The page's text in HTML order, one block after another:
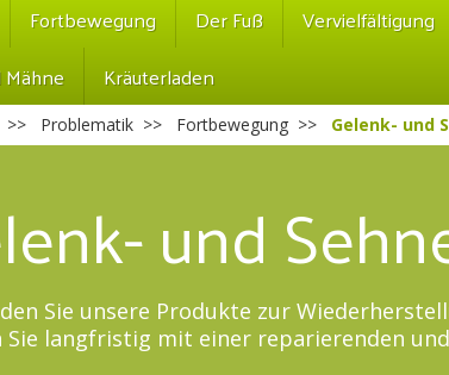
Fortbewegung Der Fuß Vervielfältigung
Kräuterladen
Problematik Fortbewegung Gelenk- und
und
Sie unsere Produkte zur
Sie langfristig mit einer reparierenden